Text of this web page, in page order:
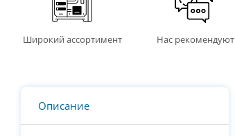
Широкий ассортимент Нас рекомендуют
Описание